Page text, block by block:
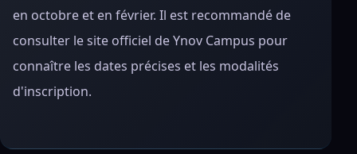
en octobre et en février. Il est recommandé de
consulter le site officiel de Ynov Campus pour
connaître les dates précises et les modalités
d'inscription.